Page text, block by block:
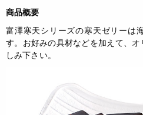
商品概要
富澤寒天シリーズの寒天ゼリーは
す。お好みの具材などを加えて、
しみ下さい。